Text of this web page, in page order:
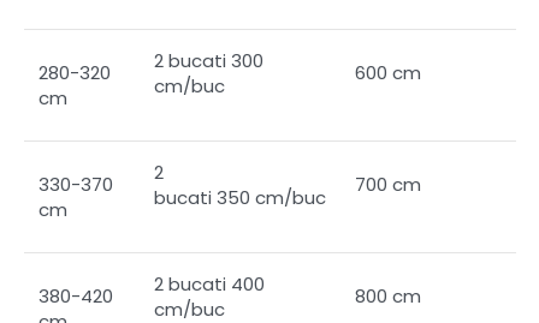
280-320
cm
2 bucati 300
cm/buc
600 cm
330-370
cm
2
bucati 350 cm/buc
700 cm
380-420
2 bucati 400
cm/buc
800 cm